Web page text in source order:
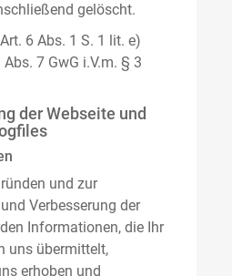
gelöscht.
Art. 6 Abs. 1 S. 1 lit. e)
7 GwG i.V.m. § 3
der Webseite und
und zur
Verbesserung der
Informationen, die Ihr
uns übermittelt,
erhoben und